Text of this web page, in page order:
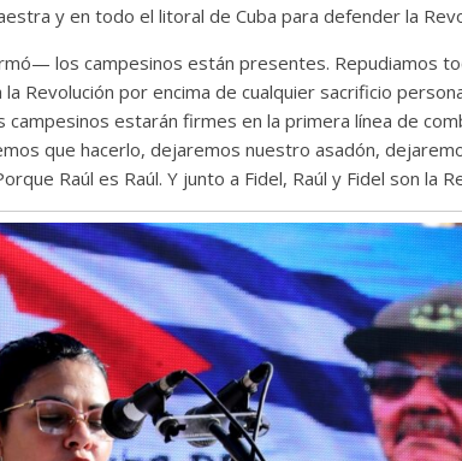
y en todo el litoral de Cuba para defender la
los campesinos están presentes. Repudiamos
Revolución por encima de cualquier sacrificio
campesinos estarán firmes en la primera línea de
que hacerlo, dejaremos nuestro asadón,
Raúl es Raúl. Y junto a Fidel, Raúl y Fidel son la